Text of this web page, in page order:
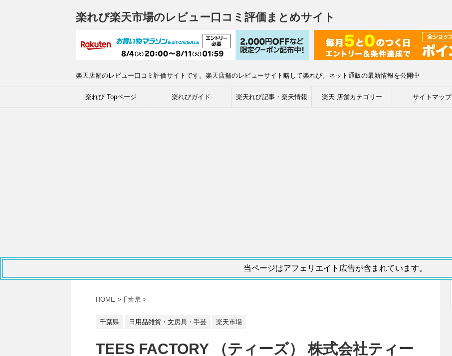
楽れび楽天市場のレビュー口コミ評価まとめサイト
楽天店舗のレビュー口コミ評価サイトです。楽天店舗のレビューサイト略して楽れび。ネット通販の最新情報を公開中
楽れび Topページ 楽れびガイド 楽天れび記事・楽天情報 楽天 店舗カテゴリー サイトマップ
当ページはアフェリエイト広告が含まれています。
HOME >千葉県 >
千葉県 日用品雑貨・文房具・手芸 楽天市場
TEES FACTORY （ティーズ） 株式会社ティー